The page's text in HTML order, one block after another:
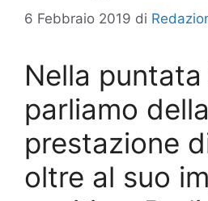
6 Febbraio 2019 di
Nella puntata
parliamo
prestazione
oltre al suo